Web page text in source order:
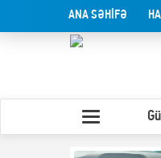
ANA SƏHİFƏ